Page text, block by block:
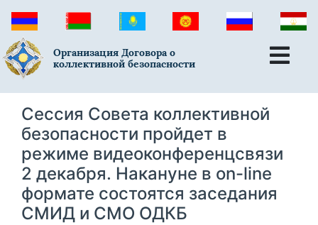
Организация Договора о
коллективной безопасности
Сессия Совета коллективной
безопасности пройдет в
режиме видеоконференцсвязи
2 декабря. Накануне в on-line
формате состоятся заседания
СМИД и СМО ОДКБ